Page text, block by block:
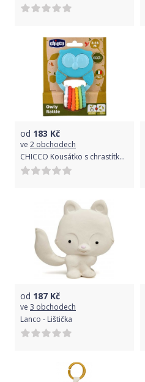
od 183 Kč
ve 2 obchodech
CHICCO Kousátko s chrastítkem se senzorickými kroužky Eco+ Sova Owly 3m+
od 187 Kč
ve 3 obchodech
Lanco - Lištička